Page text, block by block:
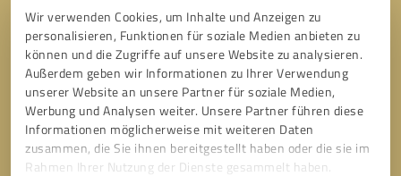
Wir verwenden Cookies, um Inhalte und Anzeigen zu
personalisieren, Funktionen für soziale Medien anbieten zu
können und die Zugriffe auf unsere Website zu analysieren.
Außerdem geben wir Informationen zu Ihrer Verwendung
unserer Website an unsere Partner für soziale Medien,
Werbung und Analysen weiter. Unsere Partner führen diese
Informationen möglicherweise mit weiteren Daten
zusammen, die Sie ihnen bereitgestellt haben oder die sie im
Rahmen Ihrer Nutzung der Dienste gesammelt haben.